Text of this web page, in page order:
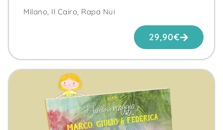
Milano, Il Cairo, Rapa Nui
29,90€